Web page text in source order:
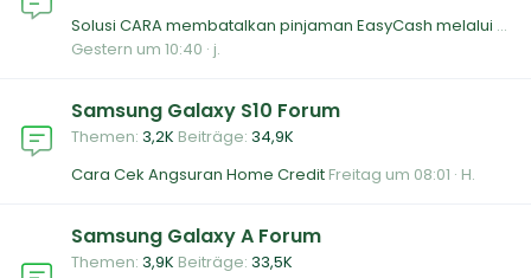
Solusi CARA membatalkan pinjaman EasyCash melalui WhatsApp layanan
Gestern um 10:40 j.
Samsung Galaxy S10 Forum
Themen 3,2K Beiträge 34,9K
Cara Cek Angsuran Home Credit Freitag um 08:01 H.
Samsung Galaxy A Forum
Themen 3,9K Beiträge 33,5K